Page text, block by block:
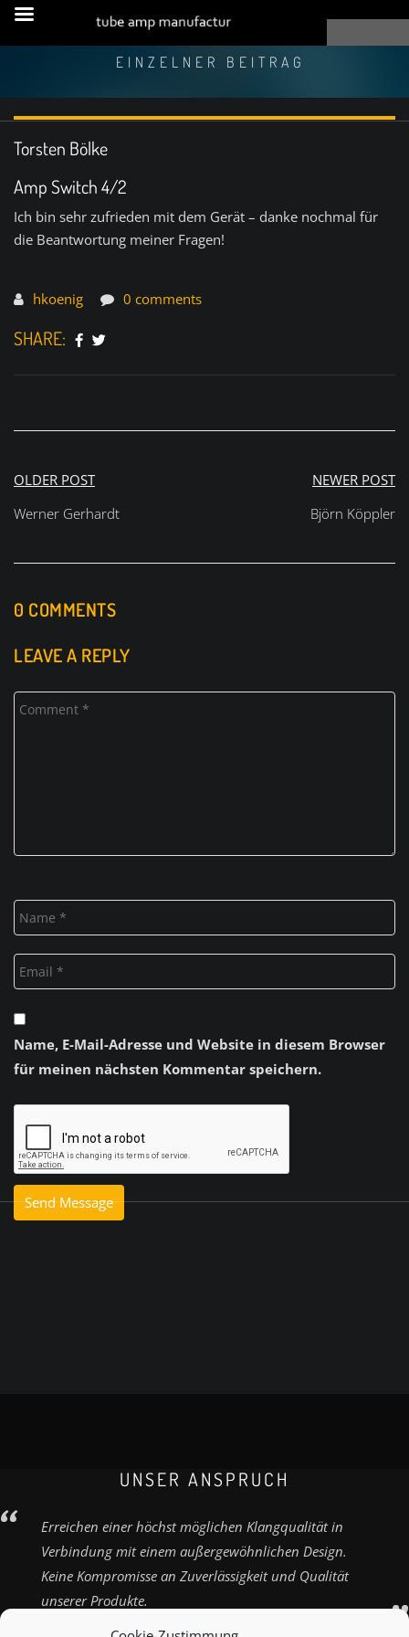
EINZELNER BEITRAG
Torsten Bölke
Amp Switch 4/2
Ich bin sehr zufrieden mit dem Gerät – danke nochmal für
die Beantwortung meiner Fragen!
hkoenig 0 comments
SHARE:
Beitragsnavigation
OLDER POST
Werner Gerhardt
NEWER POST
Björn Köppler
0 COMMENTS
LEAVE A REPLY
Name, E-Mail-Adresse und Website in diesem Browser
für meinen nächsten Kommentar speichern.
UNSER ANSPRUCH
Erreichen einer höchst möglichen Klangqualität in
Verbindung mit einem außergewöhnlichen Design.
Keine Kompromisse an Zuverlässigkeit und Qualität
unserer Produkte.